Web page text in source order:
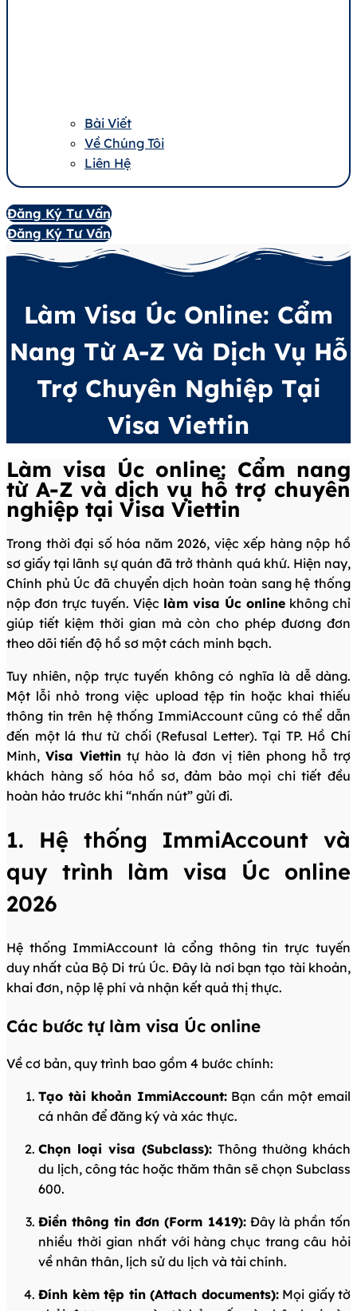
Bài Viết
Về Chúng Tôi
Liên Hệ
Đăng Ký Tư Vấn
Đăng Ký Tư Vấn
Làm Visa Úc Online: Cẩm
Nang Từ A-Z Và Dịch Vụ Hỗ
Trợ Chuyên Nghiệp Tại
Visa Viettin
Làm visa Úc online: Cẩm nang
từ A-Z và dịch vụ hỗ trợ chuyên
nghiệp tại Visa Viettin
Trong thời đại số hóa năm 2026, việc xếp hàng nộp hồ
sơ giấy tại lãnh sự quán đã trở thành quá khứ. Hiện nay,
Chính phủ Úc đã chuyển dịch hoàn toàn sang hệ thống
nộp đơn trực tuyến. Việc làm visa Úc online không chỉ
giúp tiết kiệm thời gian mà còn cho phép đương đơn
theo dõi tiến độ hồ sơ một cách minh bạch.
Tuy nhiên, nộp trực tuyến không có nghĩa là dễ dàng.
Một lỗi nhỏ trong việc upload tệp tin hoặc khai thiếu
thông tin trên hệ thống ImmiAccount cũng có thể dẫn
đến một lá thư từ chối (Refusal Letter). Tại TP. Hồ Chí
Minh,Visa Viettin tự hào là đơn vị tiên phong hỗ trợ
khách hàng số hóa hồ sơ, đảm bảo mọi chi tiết đều
hoàn hảo trước khi “nhấn nút” gửi đi.
1. Hệ thống ImmiAccount và
quy trình làm visa Úc online
2026
Hệ thống ImmiAccount là cổng thông tin trực tuyến
duy nhất của Bộ Di trú Úc. Đây là nơi bạn tạo tài khoản,
khai đơn, nộp lệ phí và nhận kết quả thị thực.
Các bước tự làm visa Úc online
Về cơ bản, quy trình bao gồm 4 bước chính:
Tạo tài khoản ImmiAccount:Bạn cần một email
cá nhân để đăng ký và xác thực.
Chọn loại visa (Subclass): Thông thường khách
du lịch, công tác hoặc thăm thân sẽ chọn Subclass
600.
Điền thông tin đơn (Form 1419):Đây là phần tốn
nhiều thời gian nhất với hàng chục trang câu hỏi
về nhân thân, lịch sử du lịch và tài chính.
Đính kèm tệp tin (Attach documents):Mọi giấy tờ